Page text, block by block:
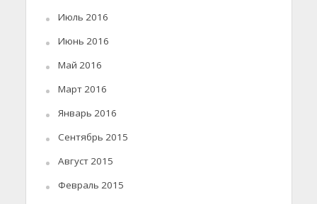
Июль 2016
Июнь 2016
Май 2016
Март 2016
Январь 2016
Сентябрь 2015
Август 2015
Февраль 2015